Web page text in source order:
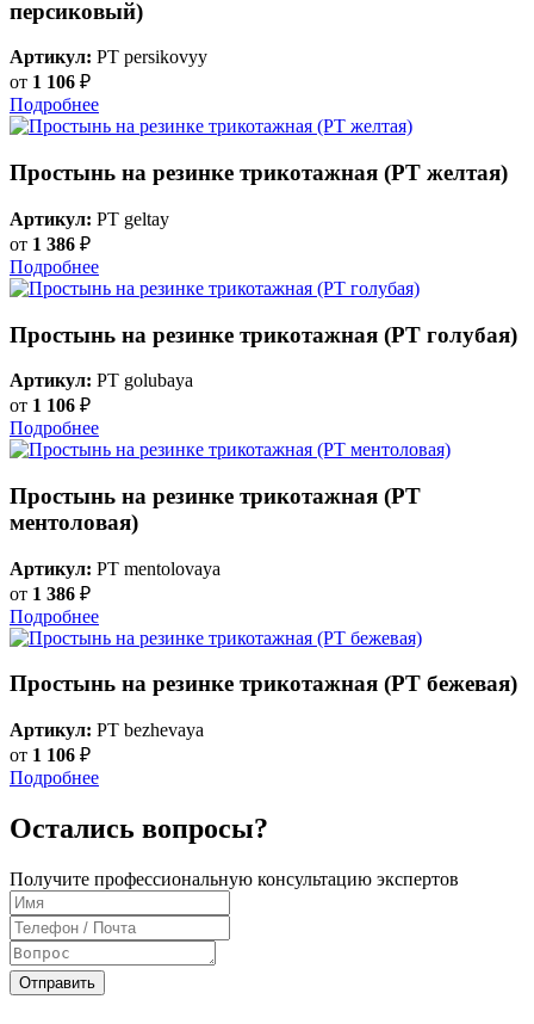
персиковый)
Артикул: PT persikovyy
от 1 106 ₽
Подробнее
Простынь на резинке трикотажная (PT желтая)
Артикул: PT geltay
от 1 386 ₽
Подробнее
Простынь на резинке трикотажная (PT голубая)
Артикул: PT golubaya
от 1 106 ₽
Подробнее
Простынь на резинке трикотажная (PT
ментоловая)
Артикул: PT mentolovaya
от 1 386 ₽
Подробнее
Простынь на резинке трикотажная (PT бежевая)
Артикул: PT bezhevaya
от 1 106 ₽
Подробнее
Остались вопросы?
Получите профессиональную консультацию экспертов
Отправить